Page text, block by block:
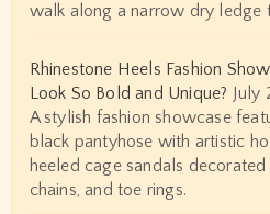
walk along a narrow dry ledge
Rhinestone Heels Fashion
Look So Bold and Unique? July
A stylish fashion showcase
black pantyhose with artistic
heeled cage sandals
chains, and toe rings.